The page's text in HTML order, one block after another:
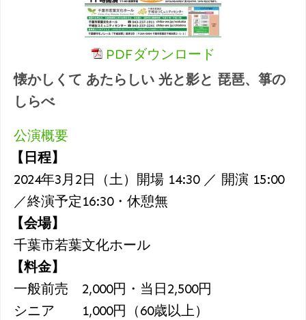
PDFダウンロード
懐かしくて あたらしい 光と影と 琵琶、箏の
しらべ
公演概要
【日程】
2024年3月2日（土）開場 14:30 ／ 開演 15:00
／終演予定16:30・休憩無
【会場】
千葉市若葉文化ホール
【料金】
一般前売 2,000円・当日2,500円
シニア 1,000円（60歳以上）